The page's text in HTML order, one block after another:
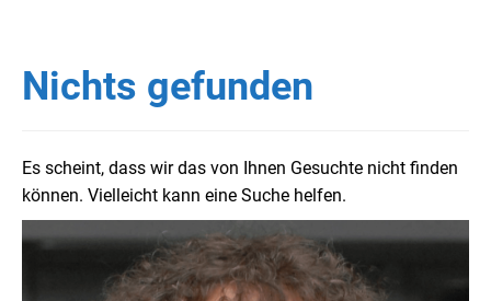
Nichts gefunden
Es scheint, dass wir das von Ihnen Gesuchte nicht finden
können. Vielleicht kann eine Suche helfen.